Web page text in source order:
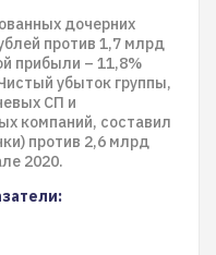
дочерних
против 1,7 млрд
прибыли – 11,8%
убыток группы,
СП и
компаний, составил
против 2,6 млрд
2020.